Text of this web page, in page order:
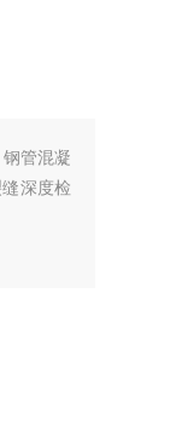
管混凝
深度检